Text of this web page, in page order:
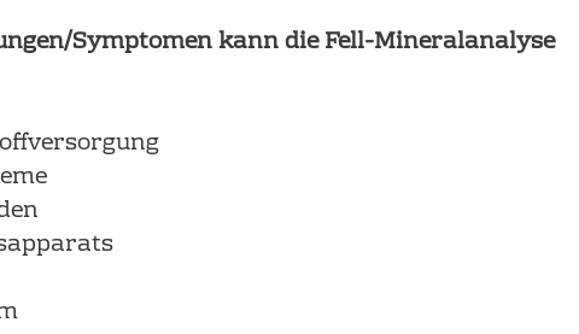
Symptomen kann die Fell-Mineralanalyse